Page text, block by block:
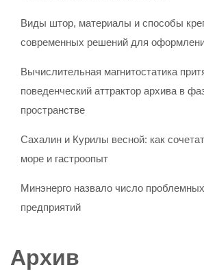
Виды штор, материалы и способы
современных решений для
Вычислительная магнитостатика
поведенческий аттрактор архива в
пространстве
Сахалин и Курилы весной: как
море и гастроопыт
Минэнерго назвало число
предприятий
Архив